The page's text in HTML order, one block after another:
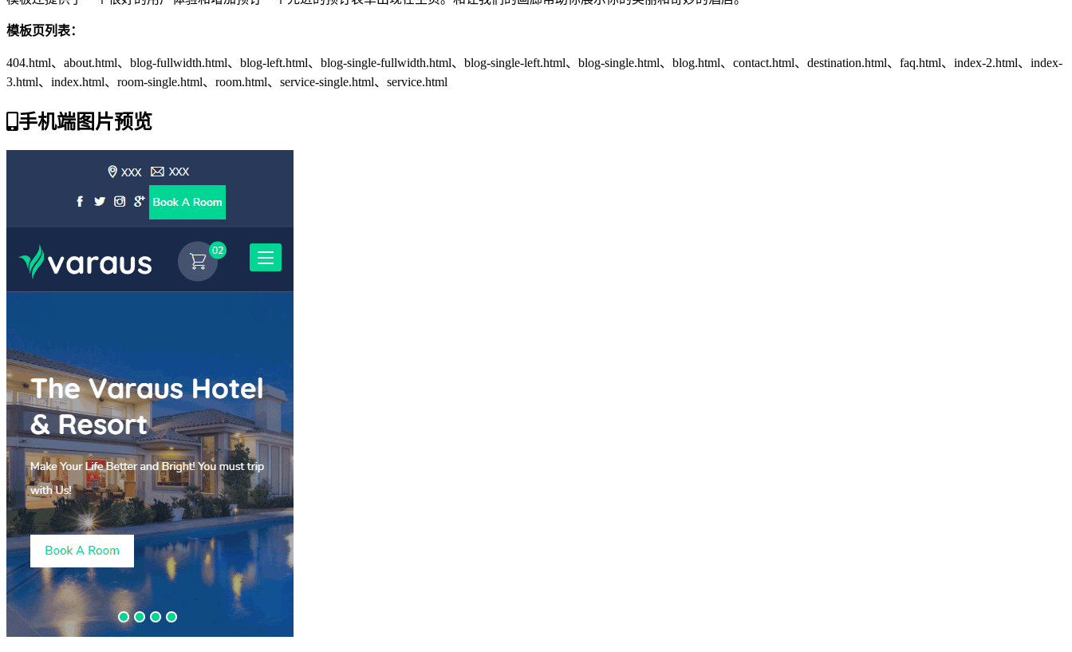
模板页列表：
404.html、about.html、blog-fullwidth.html、blog-left.html、blog-single-fullwidth.html、blog-single-left.html、blog-single.html、blog.html、contact.html、destination.html、faq.html、index-2.html、index-
3.html、index.html、room-single.html、room.html、service-single.html、service.html
手机端图片预览